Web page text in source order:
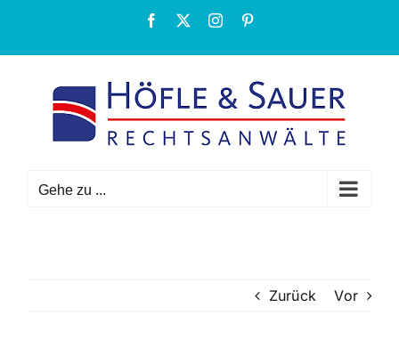
springen
Facebook Instagram
Gehe zu ...
Zurück Vor